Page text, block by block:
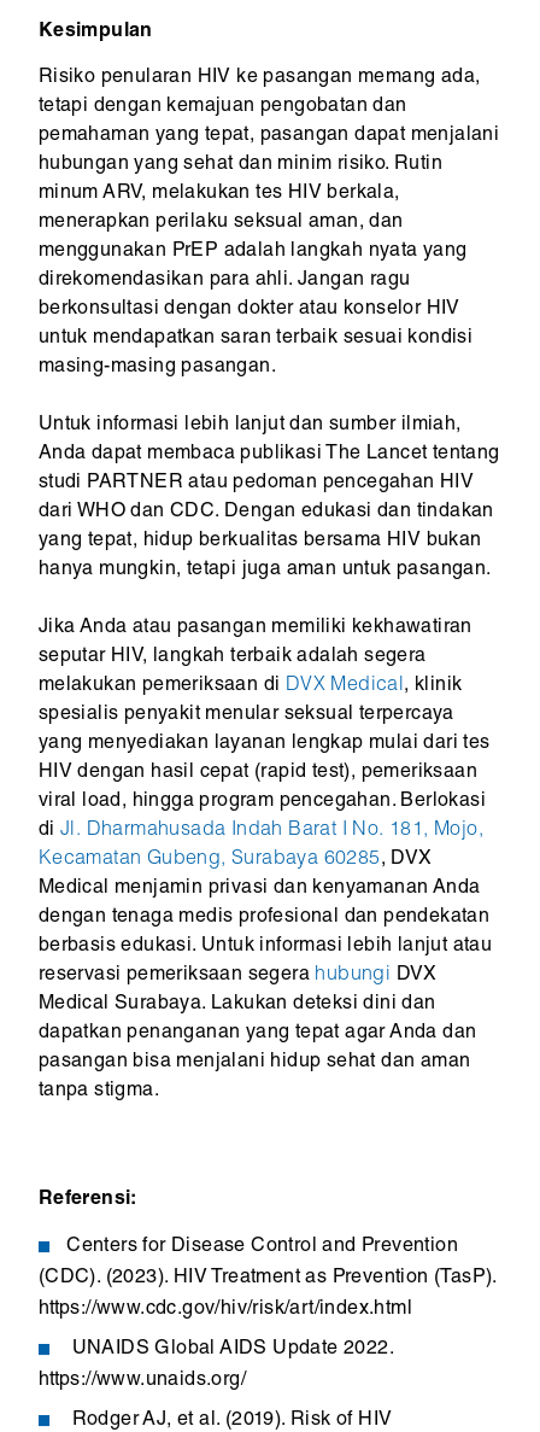
Kesimpulan
Risiko penularan HIV ke pasangan memang ada,
tetapi dengan kemajuan pengobatan dan
pemahaman yang tepat, pasangan dapat menjalani
hubungan yang sehat dan minim risiko. Rutin
minum ARV, melakukan tes HIV berkala,
menerapkan perilaku seksual aman, dan
menggunakan PrEP adalah langkah nyata yang
direkomendasikan para ahli. Jangan ragu
berkonsultasi dengan dokter atau konselor HIV
untuk mendapatkan saran terbaik sesuai kondisi
masing-masing pasangan.
Untuk informasi lebih lanjut dan sumber ilmiah,
Anda dapat membaca publikasi The Lancet tentang
studi PARTNER atau pedoman pencegahan HIV
dari WHO dan CDC. Dengan edukasi dan tindakan
yang tepat, hidup berkualitas bersama HIV bukan
hanya mungkin, tetapi juga aman untuk pasangan.
Jika Anda atau pasangan memiliki kekhawatiran
seputar HIV, langkah terbaik adalah segera
melakukan pemeriksaan di DVX Medical, klinik
spesialis penyakit menular seksual terpercaya
yang menyediakan layanan lengkap mulai dari tes
HIV dengan hasil cepat (rapid test), pemeriksaan
viral load, hingga program pencegahan. Berlokasi
di Jl. Dharmahusada Indah Barat I No. 181, Mojo,
Kecamatan Gubeng, Surabaya 60285, DVX
Medical menjamin privasi dan kenyamanan Anda
dengan tenaga medis profesional dan pendekatan
berbasis edukasi. Untuk informasi lebih lanjut atau
reservasi pemeriksaan segera hubungi DVX
Medical Surabaya. Lakukan deteksi dini dan
dapatkan penanganan yang tepat agar Anda dan
pasangan bisa menjalani hidup sehat dan aman
tanpa stigma.
Referensi:
Centers for Disease Control and Prevention
(CDC). (2023). HIV Treatment as Prevention (TasP).
https://www.cdc.gov/hiv/risk/art/index.html
UNAIDS Global AIDS Update 2022.
https://www.unaids.org/
Rodger AJ, et al. (2019). Risk of HIV